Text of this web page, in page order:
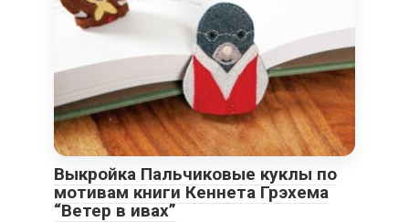
Выкройка Пальчиковые куклы по
мотивам книги Кеннета Грэхема
“Ветер в ивах”